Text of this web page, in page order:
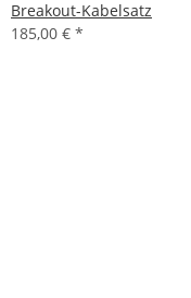
Breakout-Kabelsatz
185,00 € *